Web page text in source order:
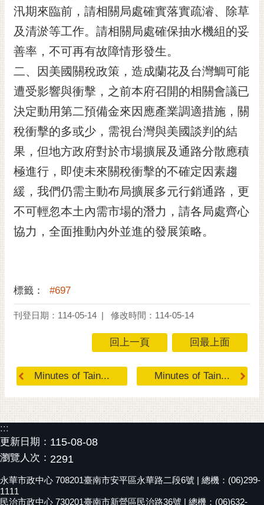
偉
哲
螢
光
花
泉
桐
花
祭
站
導
訂
閱
閱
電
子
民
信
English
日
本
語
隱
汛期來臨前，請相關局處確實落實疏濬、除草
及清淤等工作。請相關局處確保抽水機組的妥
善率，不可再有故障情形發生。
二、因美國關稅政策，造成蘭花及台灣鯛可能
遭受影響與衝擊，之前本府召開的相關會議已
決定動用第二預備金來因應產業調適措施，關
稅衝擊的多或少，需視台灣與美國談判的結
果，但地方政府對於市場擴展及通路分散應積
極進行，即使未來關稅衝擊的不確定因素趨
緩，我們仍需主動布局擴展多元行銷通路，更
不可輕忽本土內需市場的潛力，請各局處齊心
協力，全面推動內外並進的發展策略。
標籤： #697
刊登日期：114-05-14 修改時間：114-05-14
回上一頁 回最上面
Minutes of Tain... Minutes of Tain...
:::
更新日期： 115-08-08
瀏覽人次： 2291
永華市政中心 708201臺南市安平區永華路二段6號 | 總機：(06)299-
1111
民治市政中心 730201臺南市新營區民治路36號 | 總機：(06)632-